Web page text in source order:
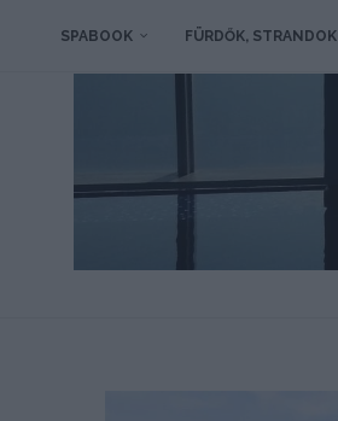
SPABOOK FÜRDŐK, STRANDOK